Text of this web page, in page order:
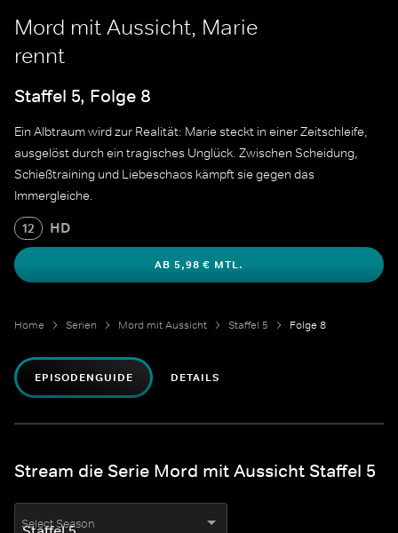
Mord mit Aussicht, Marie
rennt
Staffel 5, Folge 8
Ein Albtraum wird zur Realität: Marie steckt in einer Zeitschleife,
ausgelöst durch ein tragisches Unglück. Zwischen Scheidung,
Schießtraining und Liebeschaos kämpft sie gegen das
Immergleiche.
12 HD
AB 5,98 € MTL.
Home Serien Mord mit Aussicht Staffel 5 Folge 8
EPISODENGUIDE DETAILS
Stream die Serie Mord mit Aussicht Staffel 5
Select Season